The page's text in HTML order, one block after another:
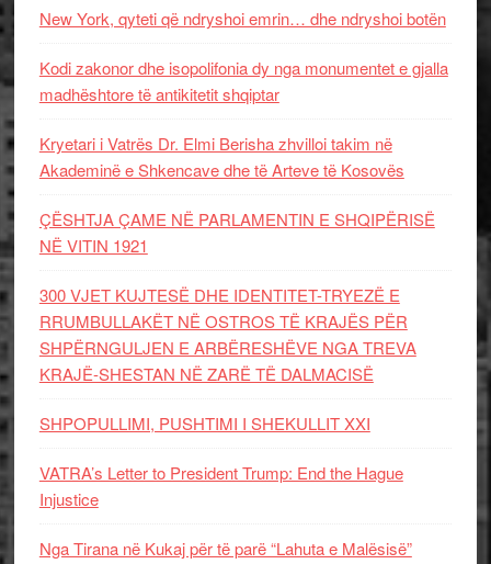
New York, qyteti që ndryshoi emrin… dhe ndryshoi botën
Kodi zakonor dhe isopolifonia dy nga monumentet e gjalla
madhështore të antikitetit shqiptar
Kryetari i Vatrës Dr. Elmi Berisha zhvilloi takim në
Akademinë e Shkencave dhe të Arteve të Kosovës
ÇËSHTJA ÇAME NË PARLAMENTIN E SHQIPËRISË
NË VITIN 1921
300 VJET KUJTESË DHE IDENTITET-TRYEZË E
RRUMBULLAKËT NË OSTROS TË KRAJËS PËR
SHPËRNGULJEN E ARBËRESHËVE NGA TREVA
KRAJË-SHESTAN NË ZARË TË DALMACISË
SHPOPULLIMI, PUSHTIMI I SHEKULLIT XXI
VATRA’s Letter to President Trump: End the Hague
Injustice
Nga Tirana në Kukaj për të parë “Lahuta e Malësisë”